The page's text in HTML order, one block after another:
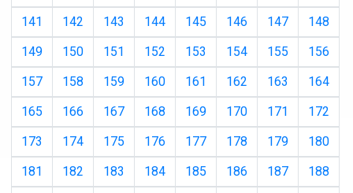
141
142 143 144 145 146 147
148
149
150 151 152 153 154 155
156
157
158 159 160 161 162 163
164
165
166 167 168 169 170 171
172
173
174 175 176 177 178 179
180
181
182 183 184 185 186 187
188